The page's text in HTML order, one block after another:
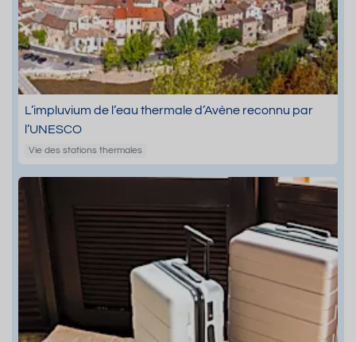
L’impluvium de l’eau thermale d’Avène reconnu par
l’UNESCO
Vie des stations thermales